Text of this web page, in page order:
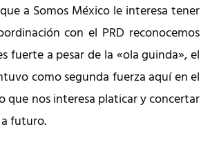
a Somos México le interesa tener
con el PRD reconocemos
fuerte a pesar de la «ola guinda», el
como segunda fuerza aquí en el
que nos interesa platicar y concertar
futuro.